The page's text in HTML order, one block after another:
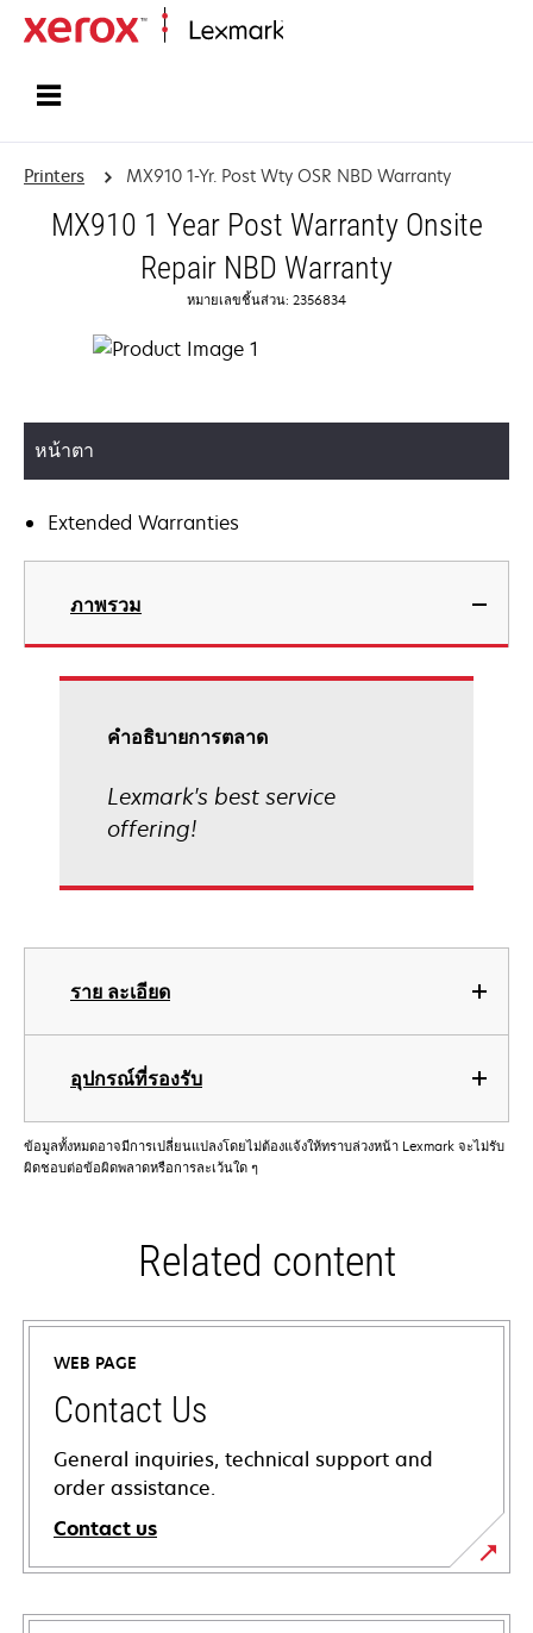
Printers MX910 1-Yr. Post Wty OSR NBD Warranty
MX910 1 Year Post Warranty Onsite
Repair NBD Warranty
หมายเลขชิ้นส่วน: 2356834
หน้าตา
Extended Warranties
ภาพรวม
ราย ละเอียด
อุปกรณ์ที่รองรับ
คําอธิบายการตลาด
Lexmark's best service
offering!
ข้อมูลทั้งหมดอาจมีการเปลี่ยนแปลงโดยไม่ต้องแจ้งให้ทราบล่วงหน้า Lexmark จะไม่รับ
ผิดชอบต่อข้อผิดพลาดหรือการละเว้นใด ๆ
Related content
WEB PAGE
Contact Us
General inquiries, technical support and
order assistance.
Contact us